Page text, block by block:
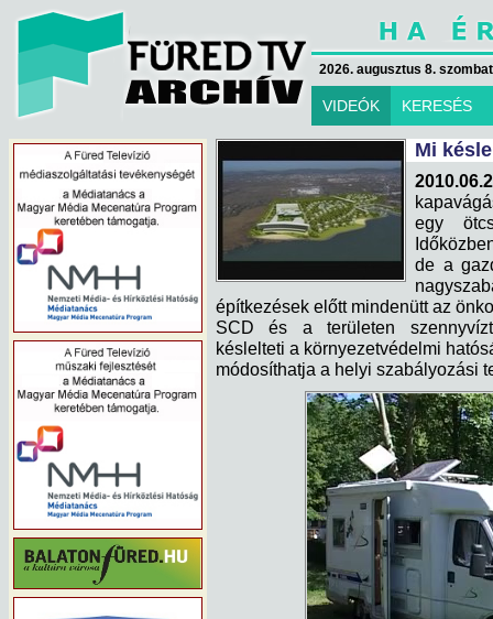
2026. augusztus 8.
VIDEÓK KERESÉS
Mi
egy
de a
építkezések előtt mindenütt az
SCD és a területen
késlelteti a környezetvédelmi
módosíthatja a helyi szabályozási